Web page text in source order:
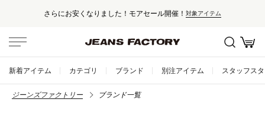
さらにお安くなりました！モアセール開催！ 対象アイテム
新着アイテム カテゴリ ブランド 別注アイテム スタッフス
ジーンズファクトリー ブランド一覧